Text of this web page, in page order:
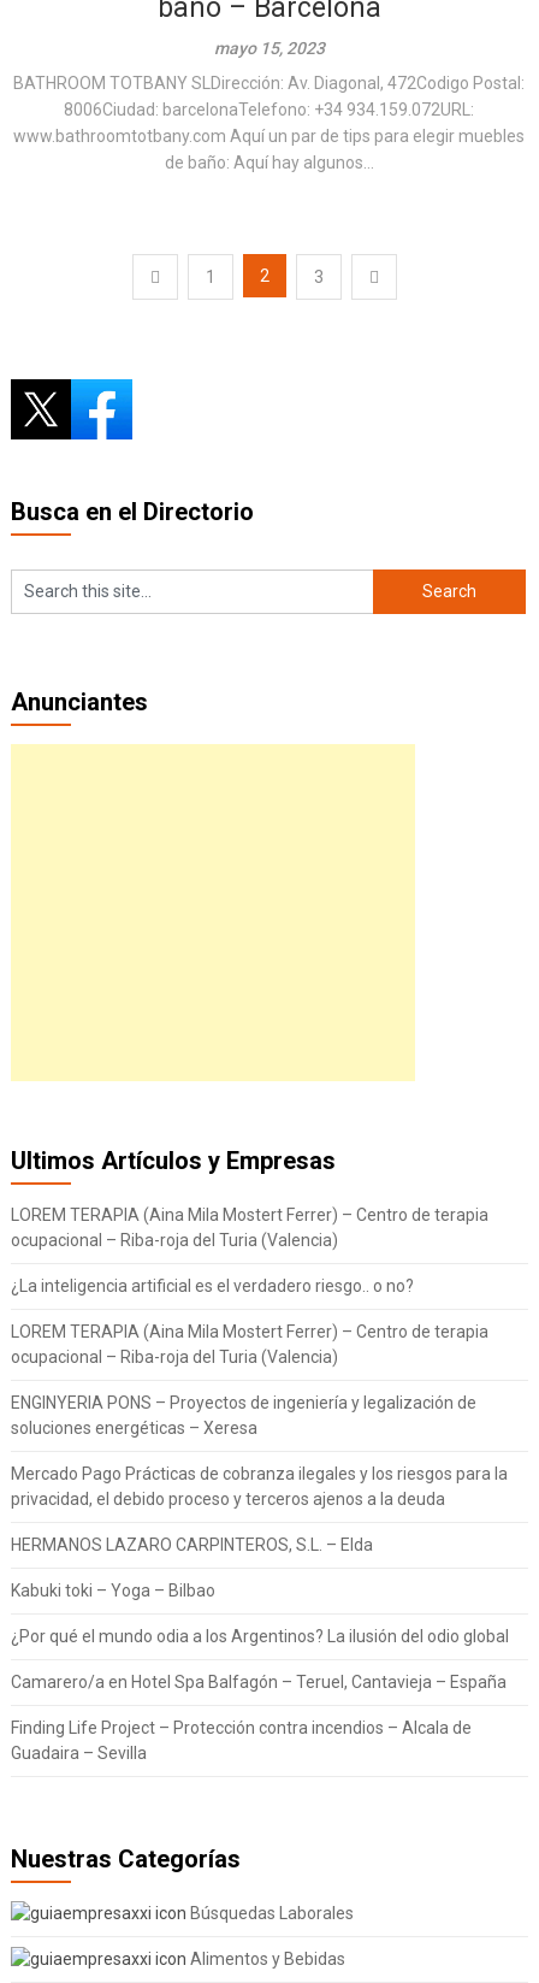
baño – Barcelona
mayo 15, 2023
BATHROOM TOTBANY SLDirección: Av. Diagonal, 472Codigo Postal:
8006Ciudad: barcelonaTelefono: +34 934.159.072URL:
www.bathroomtotbany.com Aquí un par de tips para elegir muebles
de baño: Aquí hay algunos...
Paginación
1 2 3
Busca en el Directorio
Anunciantes
Ultimos Artículos y Empresas
LOREM TERAPIA (Aina Mila Mostert Ferrer) – Centro de terapia
ocupacional – Riba-roja del Turia (Valencia)
¿La inteligencia artificial es el verdadero riesgo.. o no?
LOREM TERAPIA (Aina Mila Mostert Ferrer) – Centro de terapia
ocupacional – Riba-roja del Turia (Valencia)
ENGINYERIA PONS – Proyectos de ingeniería y legalización de
soluciones energéticas – Xeresa
Mercado Pago Prácticas de cobranza ilegales y los riesgos para la
privacidad, el debido proceso y terceros ajenos a la deuda
HERMANOS LAZARO CARPINTEROS, S.L. – Elda
Kabuki toki – Yoga – Bilbao
¿Por qué el mundo odia a los Argentinos? La ilusión del odio global
Camarero/a en Hotel Spa Balfagón – Teruel, Cantavieja – España
Finding Life Project – Protección contra incendios – Alcala de
Guadaira – Sevilla
Nuestras Categorías
Búsquedas Laborales
Alimentos y Bebidas